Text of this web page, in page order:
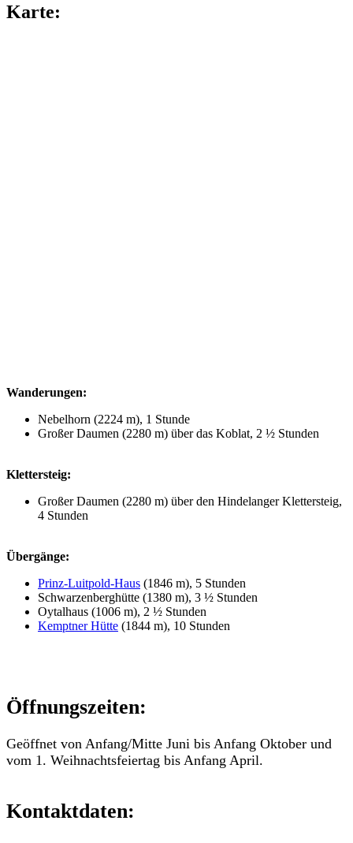
Karte:
Wanderungen:
Nebelhorn (2224 m), 1 Stunde
Großer Daumen (2280 m) über das Koblat, 2 ½ Stunden
Klettersteig:
Großer Daumen (2280 m) über den Hindelanger Klettersteig,
4 Stunden
Übergänge:
Prinz-Luitpold-Haus (1846 m), 5 Stunden
Schwarzenberghütte (1380 m), 3 ½ Stunden
Oytalhaus (1006 m), 2 ½ Stunden
Kemptner Hütte (1844 m), 10 Stunden
Öffnungszeiten:
Geöffnet von Anfang/Mitte Juni bis Anfang Oktober und
vom 1. Weihnachtsfeiertag bis Anfang April.
Kontaktdaten: